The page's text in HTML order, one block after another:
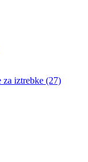
za iztrebke (27)